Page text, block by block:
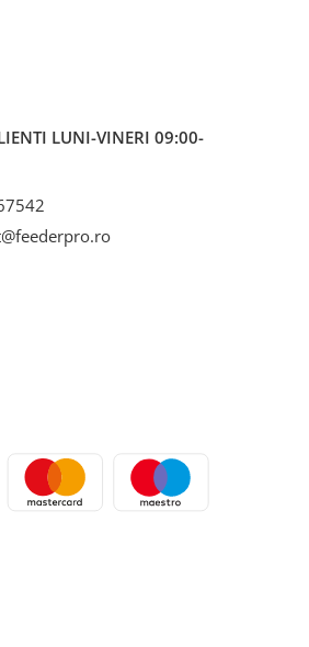
LUNI-VINERI 09:00-